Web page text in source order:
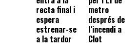
recta final i
espera
estrenar-se
a la tardor
metro
després de
l’incendi a
Clot